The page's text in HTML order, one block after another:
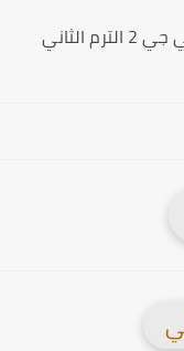
أقوى مذكرة ماث كي جي 2 الترم الثاني